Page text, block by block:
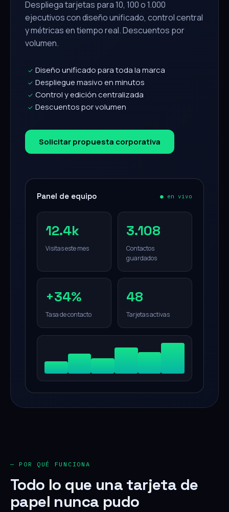
Despliega tarjetas para 10, 100 o 1.000
ejecutivos con diseño unificado, control central
y métricas en tiempo real. Descuentos por
volumen.
✓ Diseño unificado para toda la marca
✓ Despliegue masivo en minutos
✓ Control y edición centralizada
✓ Descuentos por volumen
Solicitar propuesta corporativa
Panel de equipo ● en vivo
12.4k
Visitas este mes
3.108
Contactos
guardados
+34%
Tasa de contacto
48
Tarjetas activas
— POR QUÉ FUNCIONA
Todo lo que una tarjeta de
papel nunca pudo